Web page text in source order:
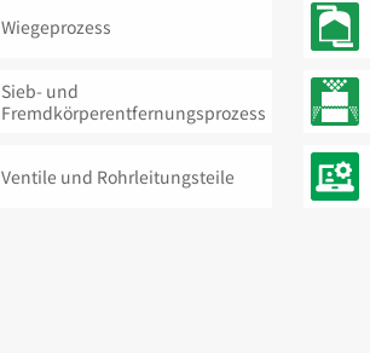
Wiegeprozess
Sieb- und
Fremdkörperentfernungsprozess
Ventile und Rohrleitungsteile